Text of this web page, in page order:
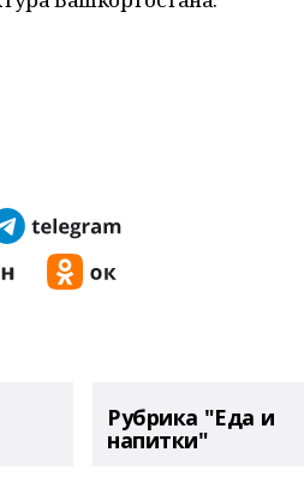
Рубрика "Еда и
напитки"